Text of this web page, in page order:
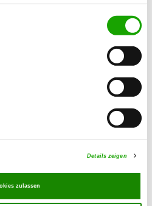
Details zeigen
zulassen
Details
Celle-Land e.V.